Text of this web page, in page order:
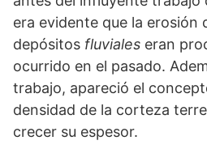
era evidente que la erosión
depósitos fluviales eran
ocurrido en el pasado.
trabajo, apareció el
densidad de la corteza
crecer su espesor.